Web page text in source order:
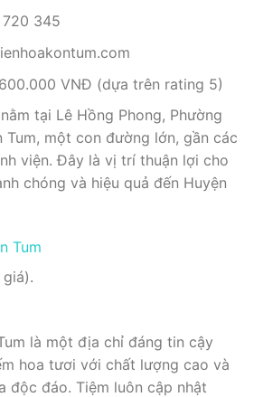
345
VNĐ (dựa trên rating 5)
tại Lê Hồng Phong, Phường
Tum, một con đường lớn, gần các
viện. Đây là vị trí thuận lợi cho
chóng và hiệu quả đến Huyện
Tum
là một địa chỉ đáng tin cậy
hoa tươi với chất lượng cao và
độc đáo. Tiệm luôn cập nhật